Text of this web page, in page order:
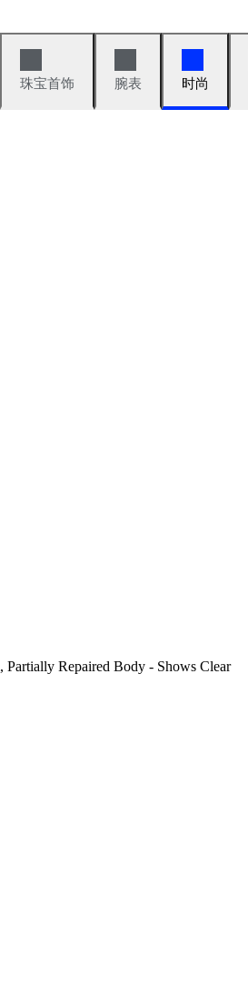
珠宝首饰 腕表 时尚
Repaired Body - Shows Clear